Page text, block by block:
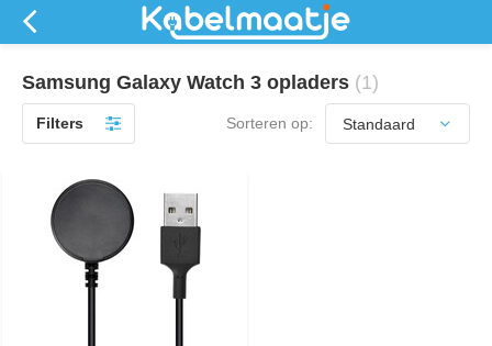
Samsung Galaxy Watch 3 opladers (1)
Filters Sorteren op: